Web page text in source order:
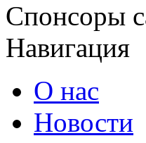
Спонсоры
Навигация
О нас
Новости